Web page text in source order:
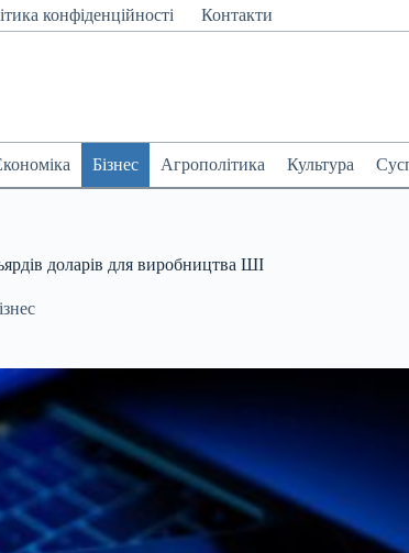
конфіденційності Контакти
Бізнес Агрополітика Культура
доларів для виробництва ШІ